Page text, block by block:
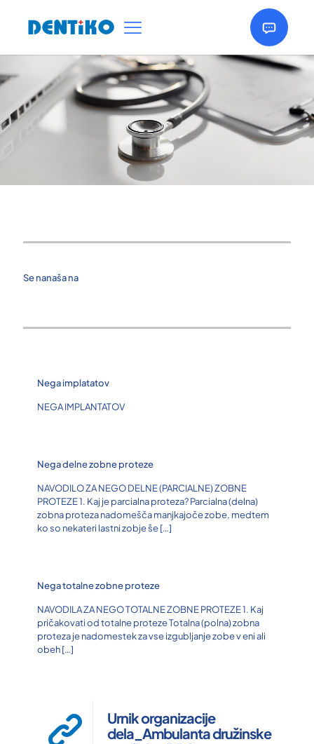
Se nanaša na
Nega implatatov
NEGA IMPLANTATOV
Nega delne zobne proteze
NAVODILO ZA NEGO DELNE (PARCIALNE) ZOBNE
PROTEZE 1. Kaj je parcialna proteza? Parcialna (delna)
zobna proteza nadomešča manjkajoče zobe, medtem
ko so nekateri lastni zobje še[…]
Nega totalne zobne proteze
NAVODILA ZA NEGO TOTALNE ZOBNE PROTEZE 1. Kaj
pričakovati od totalne proteze Totalna (polna) zobna
proteza je nadomestek za vse izgubljanje zobe v eni ali
obeh[…]
Urnik organizacije
dela_Ambulanta družinske